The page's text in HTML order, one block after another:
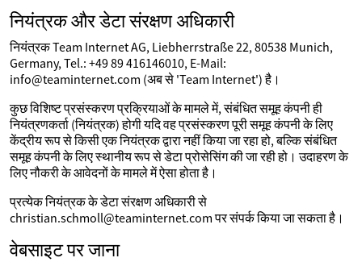
नियंत्रक और डेटा संरक्षण अधिकारी
नियंत्रक Team Internet AG, Liebherrstraße 22, 80538 Munich,
Germany, Tel.: +49 89 416146010, E-Mail:
info@teaminternet.com (अब से 'Team Internet') है।
कुछ विशिष्ट प्रसंस्करण प्रक्रियाओं के मामले में, संबंधित समूह कंपनी ही
नियंत्रणकर्ता (नियंत्रक) होगी यदि वह प्रसंस्करण पूरी समूह कंपनी के लिए
केंद्रीय रूप से किसी एक नियंत्रक द्वारा नहीं किया जा रहा हो, बल्कि संबंधित
समूह कंपनी के लिए स्थानीय रूप से डेटा प्रोसेसिंग की जा रही हो। उदाहरण के
लिए नौकरी के आवेदनों के मामले में ऐसा होता है।
प्रत्येक नियंत्रक के डेटा संरक्षण अधिकारी से
christian.schmoll@teaminternet.com पर संपर्क किया जा सकता है।
वेबसाइट पर जाना